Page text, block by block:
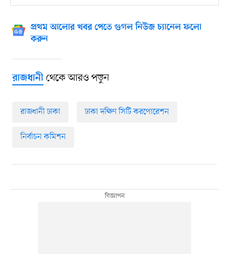
প্রথম আলোর খবর পেতে গুগল নিউজ চ্যানেল ফলো
করুন
রাজধানীথেকে আরও পড়ুন
রাজধানী ঢাকা ঢাকা দক্ষিণ সিটি করপোরেশন
নির্বাচন কমিশন